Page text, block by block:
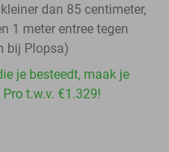
dan 85 centimeter,
1 meter entree tegen
bij Plopsa)
je besteedt, maak je
t.w.v. €1.329!